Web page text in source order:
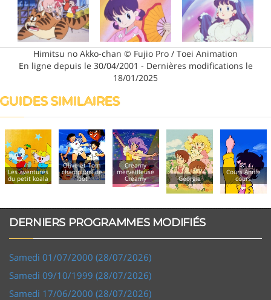
Himitsu no Akko-chan © Fujio Pro / Toei Animation
En ligne depuis le 30/04/2001 - Dernières modifications le
18/01/2025
GUIDES SIMILAIRES
Les aventures
du petit koala
Olive et Tom
champions de
foot
Creamy
merveilleuse
Creamy Georgie
Cours Annie
cours
DERNIERS PROGRAMMES MODIFIÉS
Samedi 01/07/2000 (28/07/2026)
Samedi 09/10/1999 (28/07/2026)
Samedi 17/06/2000 (28/07/2026)